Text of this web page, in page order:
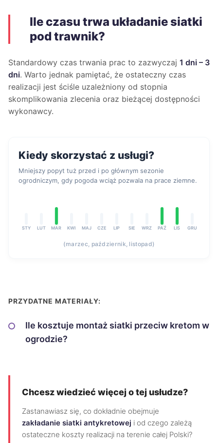
Ile czasu trwa układanie siatki
pod trawnik?
Standardowy czas trwania prac to zazwyczaj 1 dni – 3
dni. Warto jednak pamiętać, że ostateczny czas
realizacji jest ściśle uzależniony od stopnia
skomplikowania zlecenia oraz bieżącej dostępności
wykonawcy.
Kiedy skorzystać z usługi?
Mniejszy popyt tuż przed i po głównym sezonie
ogrodniczym, gdy pogoda wciąż pozwala na prace ziemne.
STY LUT MAR KWI MAJ CZE LIP SIE WRZ PAŹ LIS GRU
(marzec, październik, listopad)
PRZYDATNE MATERIAŁY:
Ile kosztuje montaż siatki przeciw kretom w
ogrodzie?
Chcesz wiedzieć więcej o tej usłudze?
Zastanawiasz się, co dokładnie obejmuje
zakładanie siatki antykretowej i od czego zależą
ostateczne koszty realizacji na terenie całej Polski?